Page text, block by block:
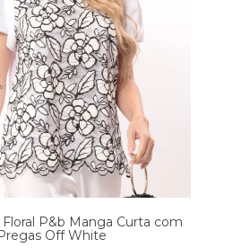
Floral P&b Manga Curta com
Off White